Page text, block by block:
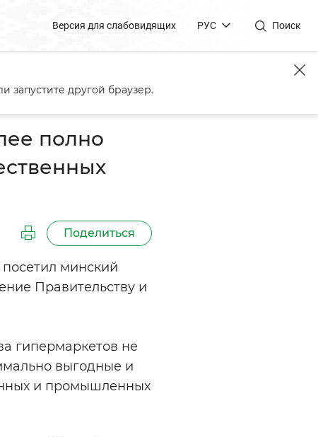
Версия для слабовидящих РУС Поиск
населения в
полно
Поделиться
минский
Правительству и
гипермаркетов не
выгодные и
и промышленных
запустите другой браузер.